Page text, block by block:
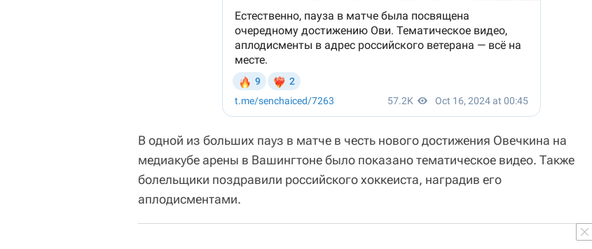
В одной из больших пауз в матче в честь нового достижения Овечкина на
медиакубе арены в Вашингтоне было показано тематическое видео. Также
болельщики поздравили российского хоккеиста, наградив его
аплодисментами.